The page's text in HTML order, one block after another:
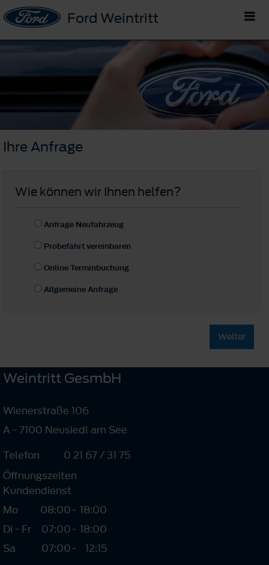
Ford Weintritt
Ihre Anfrage
Wie können wir Ihnen helfen?
Anfrage Neufahrzeug
Probefahrt vereinbaren
Online Terminbuchung
Allgemeine Anfrage
Weiter
Weintritt GesmbH
Wienerstraße 106
A - 7100 Neusiedl am See
Telefon
0 21 67 / 31 75
Öffnungszeiten
Kundendienst
Mo
08:00- 18:00
Di - Fr
07:00- 18:00
Sa
07:00-
12:15